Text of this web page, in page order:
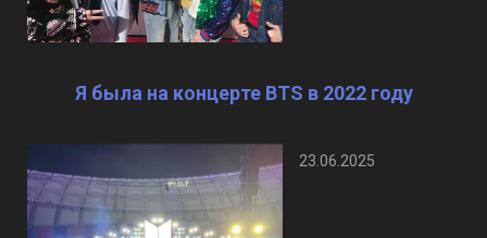
Я была на концерте BTS в 2022 году
23.06.2025